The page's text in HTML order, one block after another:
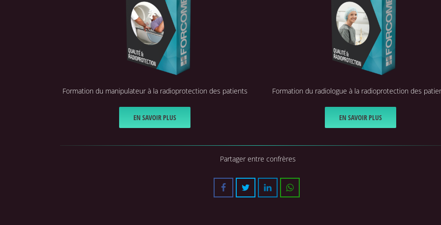
Formation du manipulateur à la radioprotection des patients
EN SAVOIR PLUS
Formation du radiologue à la radioprotection des
EN SAVOIR PLUS
Partager entre confrères
FacebookTwitter LinkedIn